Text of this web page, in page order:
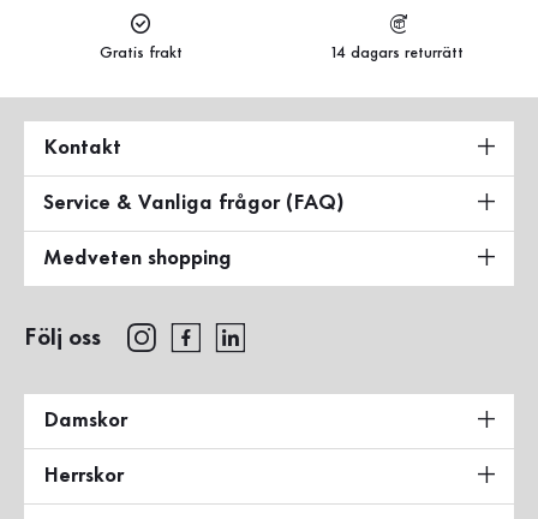
Gratis frakt 14 dagars returrätt
Kontakt
Service & Vanliga frågor (FAQ)
Medveten shopping
Följ oss
Damskor
Herrskor